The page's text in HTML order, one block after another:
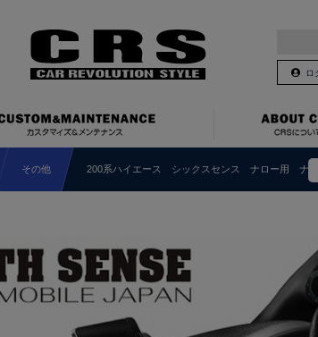
ロ
その他 200系ハイエース シックスセンス ナロー用 ナビ